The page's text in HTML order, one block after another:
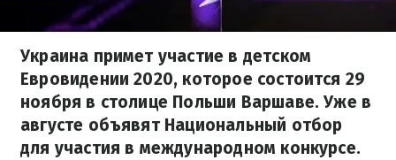
Украина примет участие в детском
Евровидении 2020, которое состоится 29
ноября в столице Польши Варшаве. Уже в
августе объявят Национальный отбор
для участия в международном конкурсе.